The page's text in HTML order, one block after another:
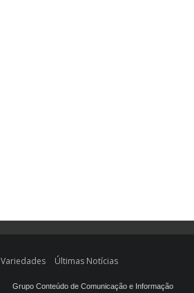
Variedades Últimas Notícias
Grupo Conteúdo de Comunicação e Informação